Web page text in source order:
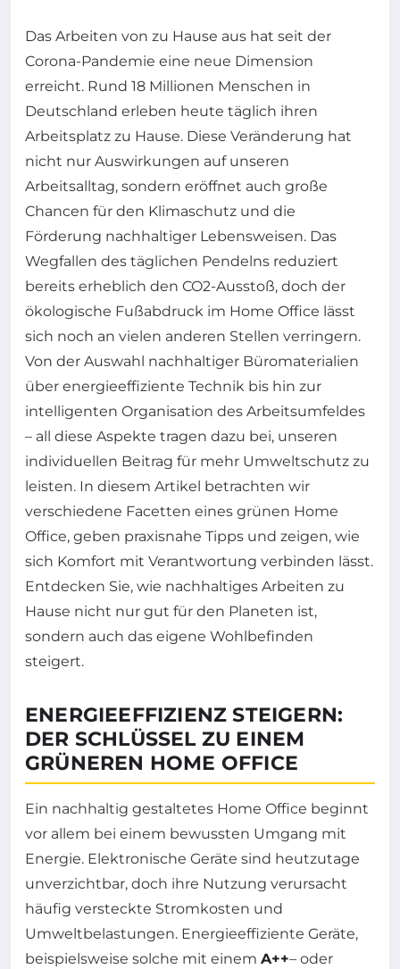
Das Arbeiten von zu Hause aus hat seit der
Corona-Pandemie eine neue Dimension
erreicht. Rund 18 Millionen Menschen in
Deutschland erleben heute täglich ihren
Arbeitsplatz zu Hause. Diese Veränderung hat
nicht nur Auswirkungen auf unseren
Arbeitsalltag, sondern eröffnet auch große
Chancen für den Klimaschutz und die
Förderung nachhaltiger Lebensweisen. Das
Wegfallen des täglichen Pendelns reduziert
bereits erheblich den CO2-Ausstoß, doch der
ökologische Fußabdruck im Home Office lässt
sich noch an vielen anderen Stellen verringern.
Von der Auswahl nachhaltiger Büromaterialien
über energieeffiziente Technik bis hin zur
intelligenten Organisation des Arbeitsumfeldes
– all diese Aspekte tragen dazu bei, unseren
individuellen Beitrag für mehr Umweltschutz zu
leisten. In diesem Artikel betrachten wir
verschiedene Facetten eines grünen Home
Office, geben praxisnahe Tipps und zeigen, wie
sich Komfort mit Verantwortung verbinden lässt.
Entdecken Sie, wie nachhaltiges Arbeiten zu
Hause nicht nur gut für den Planeten ist,
sondern auch das eigene Wohlbefinden
steigert.
ENERGIEEFFIZIENZ STEIGERN:
DER SCHLÜSSEL ZU EINEM
GRÜNEREN HOME OFFICE
Ein nachhaltig gestaltetes Home Office beginnt
vor allem bei einem bewussten Umgang mit
Energie. Elektronische Geräte sind heutzutage
unverzichtbar, doch ihre Nutzung verursacht
häufig versteckte Stromkosten und
Umweltbelastungen. Energieeffiziente Geräte,
beispielsweise solche mit einem A++– oder